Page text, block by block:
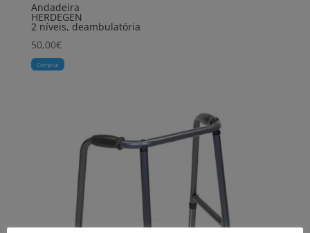
Andadeira
HERDEGEN
2 níveis, deambulatória
50,00€
Comprar